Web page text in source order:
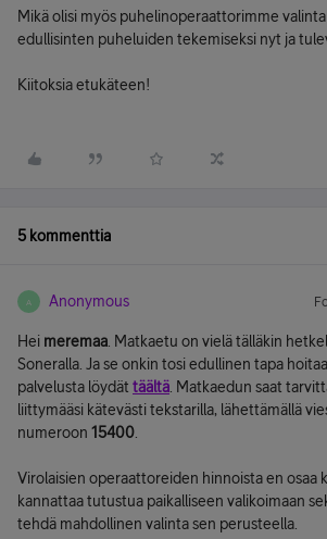
Mikä olisi myös puhelinoperaattorimme
edullisinten puheluiden tekemiseksi nyt ja
Kiitoksia etukäteen!
5 kommenttia
A Anonymous
Hei meremaa . Matkaetu on vielä tälläkin
Soneralla. Ja se onkin tosi edullinen tapa
palvelusta löydät täältä . Matkaedun saat
liittymääsi kätevästi tekstarilla, lähettämällä
numeroon 15400
Virolaisien operaattoreiden hinnoista en osaa
kannattaa tutustua paikalliseen valikoimaan
tehdä mahdollinen valinta sen perusteella.